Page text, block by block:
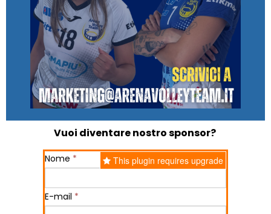
Vuoi diventare nostro sponsor?
This plugin requires upgrade
Nome *
E-mail *